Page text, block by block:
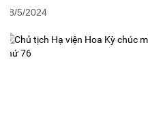
28/5/2024